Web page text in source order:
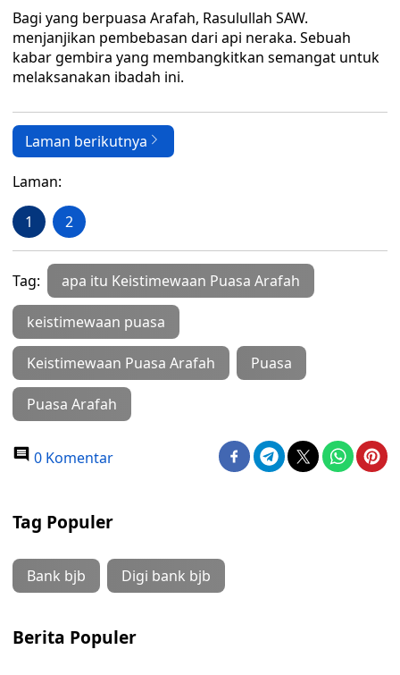
Bagi yang berpuasa Arafah, Rasulullah SAW.
menjanjikan pembebasan dari api neraka. Sebuah
kabar gembira yang membangkitkan semangat untuk
melaksanakan ibadah ini.
Laman berikutnya
Laman:
1 2
Tag: apa itu Keistimewaan Puasa Arafah
keistimewaan puasa
Keistimewaan Puasa Arafah Puasa
Puasa Arafah
0 Komentar
Tag Populer
Bank bjb Digi bank bjb
Berita Populer